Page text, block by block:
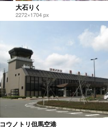
大石りく
2272×1704 px
コウノトリ但馬空港